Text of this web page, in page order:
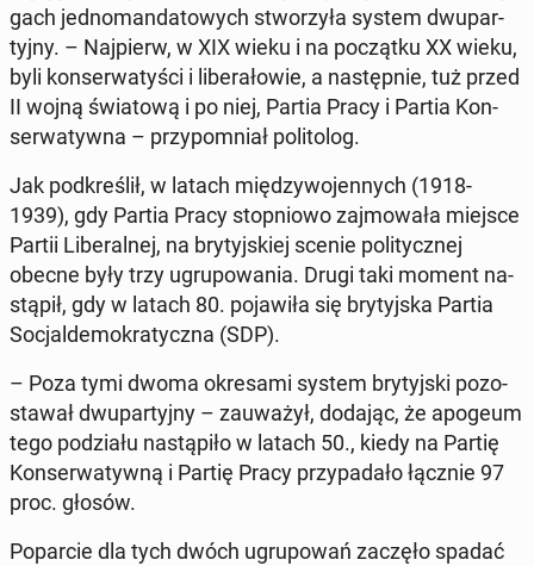
gach jed­no­man­da­to­wych stwo­rzy­ła system dwu­par­
tyj­ny. – Naj­pierw, w XIX wieku i na po­cząt­ku XX wieku,
byli kon­ser­wa­ty­ści i li­be­ra­ło­wie, a na­stęp­nie, tuż przed
II wojną świa­to­wą i po niej, Partia Pracy i Partia Kon­
ser­wa­tyw­na – przy­po­mniał po­li­to­log.
Jak pod­kre­ślił, w latach mię­dzy­wo­jen­nych (1918-
1939), gdy Partia Pracy stop­nio­wo zaj­mo­wa­ła miejsce
Partii Li­be­ral­nej, na bry­tyj­skiej scenie po­li­tycz­nej
obecne były trzy ugru­po­wa­nia. Drugi taki moment na­
stą­pił, gdy w latach 80. po­ja­wi­ła się bry­tyj­ska Partia
So­cjal­de­mo­kra­tycz­na (SDP).
– Poza tymi dwoma okre­sa­mi system bry­tyj­ski po­zo­
sta­wał dwu­par­tyj­ny – za­uwa­żył, dodając, że apogeum
tego po­dzia­łu na­stą­pi­ło w latach 50., kiedy na Partię
Kon­ser­wa­tyw­ną i Partię Pracy przy­pa­da­ło łącznie 97
proc. głosów.
Po­par­cie dla tych dwóch ugru­po­wań zaczęło spadać